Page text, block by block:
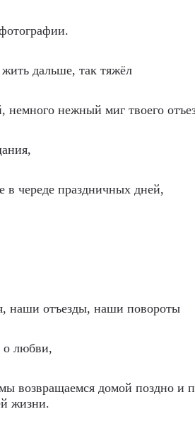
дальше, так тяжёл
немного нежный миг твоего
в череде праздничных дней,
наши отъезды, наши повороты
любви,
возвращаемся домой поздно и
жизни.